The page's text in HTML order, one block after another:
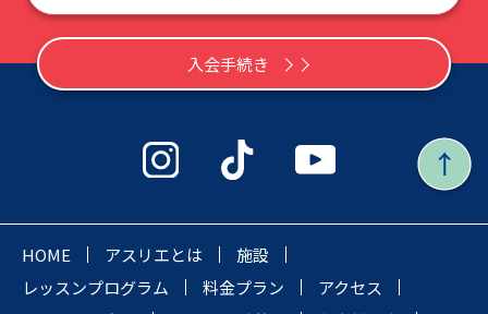
入会手続き
HOME アスリエとは
施設
レッスンプログラム
料金プラン
アクセス